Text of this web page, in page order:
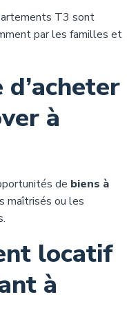
T3 sont
par les familles et
à
de biens à
maîtrisés ou les
locatif
à